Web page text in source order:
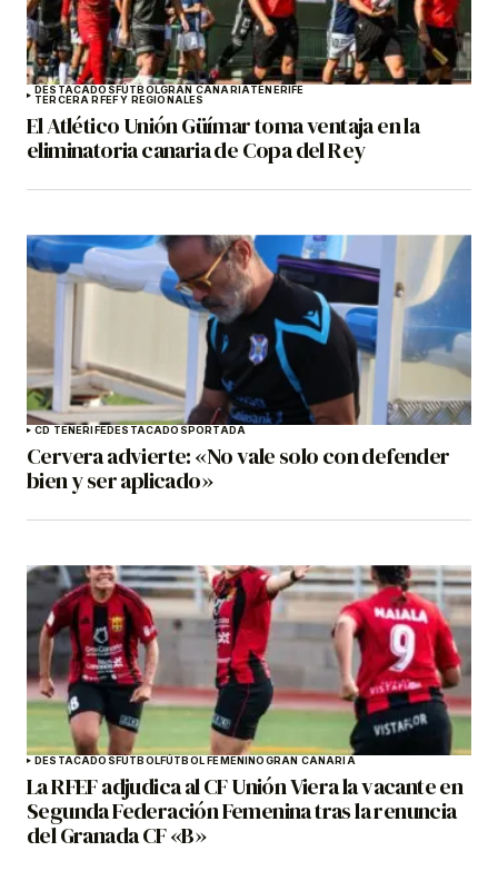
DESTACADOSFÚTBOLGRAN CANARIATENERIFE
TERCERA RFEF Y REGIONALES
El Atlético Unión Güímar toma ventaja en la
eliminatoria canaria de Copa del Rey
CD TENERIFEDESTACADOSPORTADA
Cervera advierte: «No vale solo con defender
bien y ser aplicado»
DESTACADOSFÚTBOLFÚTBOL FEMENINOGRAN CANARIA
La RFEF adjudica al CF Unión Viera la vacante en
Segunda Federación Femenina tras la renuncia
del Granada CF «B»